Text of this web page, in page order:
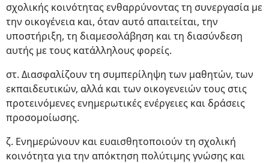
σχολικής κοινότητας ενθαρρύνοντας τη συνεργασία με
την οικογένεια και, όταν αυτό απαιτείται, την
υποστήριξη, τη διαμεσολάβηση και τη διασύνδεση
αυτής με τους κατάλληλους φορείς.
στ. Διασφαλίζουν τη συμπερίληψη των μαθητών, των
εκπαιδευτικών, αλλά και των οικογενειών τους στις
προτεινόμενες ενημερωτικές ενέργειες και δράσεις
προσομοίωσης.
ζ. Ενημερώνουν και ευαισθητοποιούν τη σχολική
κοινότητα για την απόκτηση πολύτιμης γνώσης και